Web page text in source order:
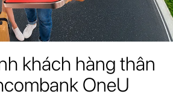
khách hàng thân
OneU